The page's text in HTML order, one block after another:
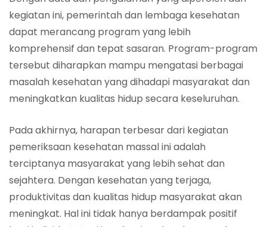
kegiatan ini, pemerintah dan lembaga kesehatan
dapat merancang program yang lebih
komprehensif dan tepat sasaran. Program-program
tersebut diharapkan mampu mengatasi berbagai
masalah kesehatan yang dihadapi masyarakat dan
meningkatkan kualitas hidup secara keseluruhan.
Pada akhirnya, harapan terbesar dari kegiatan
pemeriksaan kesehatan massal ini adalah
terciptanya masyarakat yang lebih sehat dan
sejahtera. Dengan kesehatan yang terjaga,
produktivitas dan kualitas hidup masyarakat akan
meningkat. Hal ini tidak hanya berdampak positif